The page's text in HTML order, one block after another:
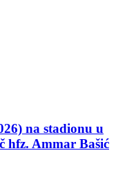
na stadionu u
hfz. Ammar Bašić